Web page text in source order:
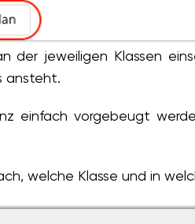
der jeweiligen Klassen
ansteht.
einfach vorgebeugt
welche Klasse und in